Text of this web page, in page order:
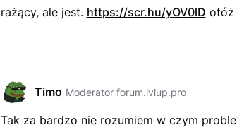
rażący, ale jest. https://scr.hu/yOV0lD otóż
Timo Moderator forum.lvlup.pro
Tak za bardzo nie rozumiem w czym